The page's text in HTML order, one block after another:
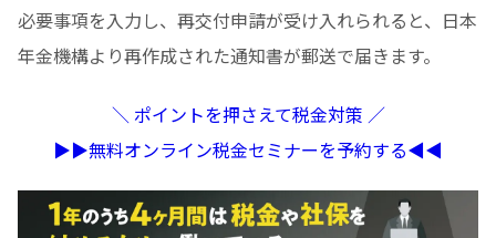
必要事項を入力し、再交付申請が受け入れられると、日本
年金機構より再作成された通知書が郵送で届きます。
＼ ポイントを押さえて税金対策 ／
▶︎▶︎無料オンライン税金セミナーを予約する◀︎◀︎